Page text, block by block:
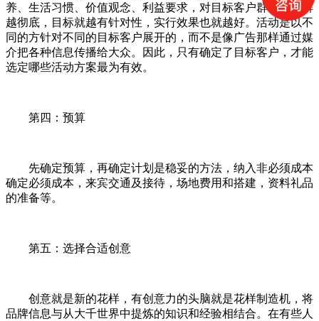
养、生活习惯、价值观念、利益要求，对目标客户群体的了解
越彻底，目标就越有针对性，实行效果也就越好。活动是以不
同的方针对不同的目标客户展开的，而不是像广告那样通过媒
介把各种信息传播给大众。因此，只有确定了目标客户，才能
选定哪些活动方案最为有效。
第四：预算
先确定预算，再确定计划是稳妥的方法，纳入非必须成本
确定必须成本，来宾交通及接待，场地费用和搭建，资料礼品
的准备等。
第五：选择合适创意
创意就是新的花样，有创意力的头脑就是花样制造机，将
品牌信息与从大千世界中提炼的知识和经验相结合。在有些人